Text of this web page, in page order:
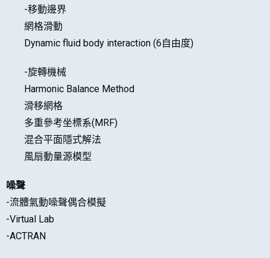
-移動邊界
網格滑動
Dynamic fluid body interaction (6自由度)
-旋轉機械
Harmonic Balance Method
滑移網格
多重參考坐標系(MRF)
混合平面隱式解法
風扇動量源模型
噪聲
-流體氣動噪聲偶合模擬
-Virtual Lab
-ACTRAN